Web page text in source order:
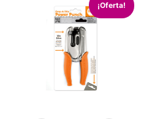
¡Oferta!
Punch
Euro
Hook
cantidad
precio
original
era:
$22.900.
precio